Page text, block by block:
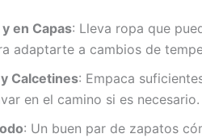
en Capas: Lleva ropa que
adaptarte a cambios de
Calcetines: Empaca
en el camino si es necesario.
: Un buen par de zapatos